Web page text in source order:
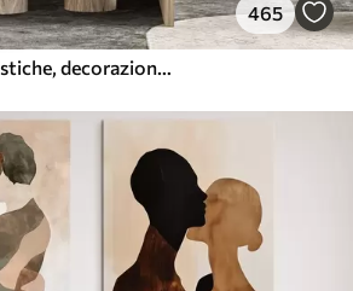
465
Pietre estetiche pealistiche, decorazione della casa, illuminazione naturale